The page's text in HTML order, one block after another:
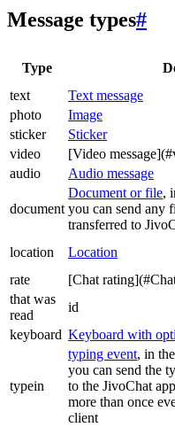
Message types#
Type
text
Text message
photo
Image
sticker
Sticker
video
[Video
audio
Audio message
document
Document or file,
you can send any
transferred to
location Location
rate
[Chat
that was
read
id
keyboard Keyboard with
typein
typing event, in
you can send the
to the JivoChat
more than once
client